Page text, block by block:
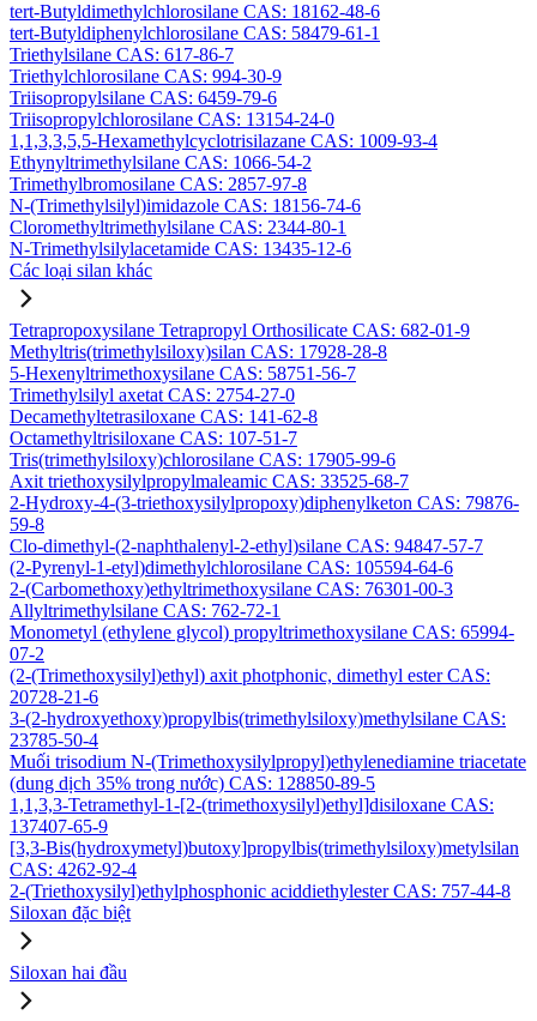
tert-Butyldimethylchlorosilane CAS: 18162-48-6
tert-Butyldiphenylchlorosilane CAS: 58479-61-1
Triethylsilane CAS: 617-86-7
Triethylchlorosilane CAS: 994-30-9
Triisopropylsilane CAS: 6459-79-6
Triisopropylchlorosilane CAS: 13154-24-0
1,1,3,3,5,5-Hexamethylcyclotrisilazane CAS: 1009-93-4
Ethynyltrimethylsilane CAS: 1066-54-2
Trimethylbromosilane CAS: 2857-97-8
N-(Trimethylsilyl)imidazole CAS: 18156-74-6
Cloromethyltrimethylsilane CAS: 2344-80-1
N-Trimethylsilylacetamide CAS: 13435-12-6
Các loại silan khác
Tetrapropoxysilane Tetrapropyl Orthosilicate CAS: 682-01-9
Methyltris(trimethylsiloxy)silan CAS: 17928-28-8
5-Hexenyltrimethoxysilane CAS: 58751-56-7
Trimethylsilyl axetat CAS: 2754-27-0
Decamethyltetrasiloxane CAS: 141-62-8
Octamethyltrisiloxane CAS: 107-51-7
Tris(trimethylsiloxy)chlorosilane CAS: 17905-99-6
Axit triethoxysilylpropylmaleamic CAS: 33525-68-7
2-Hydroxy-4-(3-triethoxysilylpropoxy)diphenylketon CAS: 79876-
59-8
Clo-dimethyl-(2-naphthalenyl-2-ethyl)silane CAS: 94847-57-7
(2-Pyrenyl-1-etyl)dimethylchlorosilane CAS: 105594-64-6
2-(Carbomethoxy)ethyltrimethoxysilane CAS: 76301-00-3
Allyltrimethylsilane CAS: 762-72-1
Monometyl (ethylene glycol) propyltrimethoxysilane CAS: 65994-
07-2
(2-(Trimethoxysilyl)ethyl) axit photphonic, dimethyl ester CAS:
20728-21-6
3-(2-hydroxyethoxy)propylbis(trimethylsiloxy)methylsilane CAS:
23785-50-4
Muối trisodium N-(Trimethoxysilylpropyl)ethylenediamine triacetate
(dung dịch 35% trong nước) CAS: 128850-89-5
1,1,3,3-Tetramethyl-1-[2-(trimethoxysilyl)ethyl]disiloxane CAS:
137407-65-9
[3,3-Bis(hydroxymetyl)butoxy]propylbis(trimethylsiloxy)metylsilan
CAS: 4262-92-4
2-(Triethoxysilyl)ethylphosphonic aciddiethylester CAS: 757-44-8
Siloxan đặc biệt
Siloxan hai đầu